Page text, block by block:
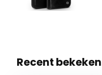
Recent bekeken